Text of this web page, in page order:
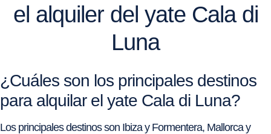
el alquiler del yate Cala di
Luna
¿Cuáles son los principales destinos
para alquilar el yate Cala di Luna?
Los principales destinos son Ibiza y Formentera, Mallorca y